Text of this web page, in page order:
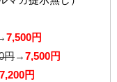
7,500円
円 → 7,500円
7,200円